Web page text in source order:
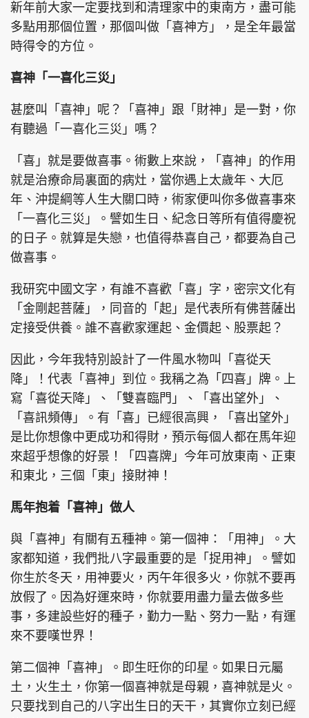
親子王 Oh!爸媽 JobMarket
聯絡我們
隱私政策聲明
版權及免責聲明
Copyright © 東周網 版權所有 . 不得轉載
©Eastweek.com.hk. All rights reserved.
新年前大家一定要找到和清理家中的東南方，盡可能
多點用那個位置，那個叫做「喜神方」，是全年最當
時得令的方位。
喜神「一喜化三災」
甚麼叫「喜神」呢？「喜神」跟「財神」是一對，你
有聽過「一喜化三災」嗎？
「喜」就是要做喜事。術數上來說，「喜神」的作用
就是治療命局裏面的病灶，當你遇上太歲年、大厄
年、沖提綱等人生大關口時，術家便叫你多做喜事來
「一喜化三災」。譬如生日、紀念日等所有值得慶祝
的日子。就算是失戀，也值得恭喜自己，都要為自己
做喜事。
我研究中國文字，有誰不喜歡「喜」字，密宗文化有
「金剛起菩薩」，同音的「起」是代表所有佛菩薩出
定接受供養。誰不喜歡家運起、金價起、股票起？
因此，今年我特別設計了一件風水物叫「喜從天
降」！代表「喜神」到位。我稱之為「四喜」牌。上
寫「喜從天降」、「雙喜臨門」、「喜出望外」、
「喜訊頻傳」。有「喜」已經很高興，「喜出望外」
是比你想像中更成功和得財，預示每個人都在馬年迎
來超乎想像的好景！「四喜牌」今年可放東南、正東
和東北，三個「東」接財神！
馬年抱着「喜神」做人
與「喜神」有關有五種神。第一個神：「用神」。大
家都知道，我們批八字最重要的是「捉用神」。譬如
你生於冬天，用神要火，丙午年很多火，你就不要再
放假了。因為好運來時，你就要用盡力量去做多些
事，多建設些好的種子，勤力一點、努力一點，有運
來不要嘆世界！
第二個神「喜神」。即生旺你的印星。如果日元屬
土，火生土，你第一個喜神就是母親，喜神就是火。
只要找到自己的八字出生日的天干，其實你立刻已經